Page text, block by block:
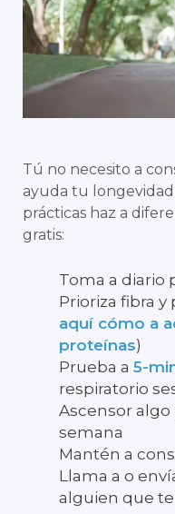
Tú no necesito a
ayuda tu longevidad
prácticas haz a
gratis:
Toma a diario
Prioriza fibra y
aquí cómo a
proteínas)
Prueba a 5-
respiratorio
Ascensor algo
semana
Mantén a
Llama a o
alguien que